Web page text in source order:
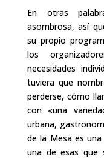
En otras
asombrosa, así
su propio
los
necesidades
tuviera que
perderse, cómo
con «una
urbana,
de la Mesa es
una de esas que